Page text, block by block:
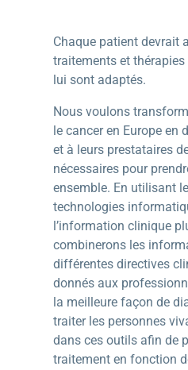
Chaque patient devrait
traitements et
lui sont adaptés.
Nous voulons
le cancer en Europe en
et à leurs prestataires
nécessaires pour
ensemble. En utilisant
technologies
l’information clinique
combinerons les
différentes directives
donnés aux
la meilleure façon de
traiter les personnes
dans ces outils afin de
traitement en fonction